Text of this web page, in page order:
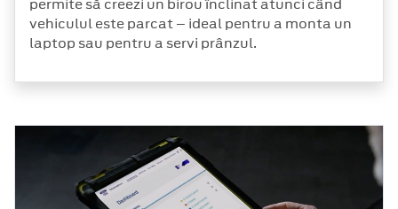
vehiculul este parcat – ideal pentru a monta un
laptop sau pentru a servi prânzul.